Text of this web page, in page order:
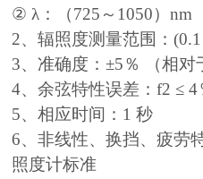
② λ：（725～1050）nm
2、辐照度测量范围：
3、准确度：±5％ （相对
4、余弦特性误差：f2 ≤ 4
5、相应时间：1 秒
6、非线性、换挡、疲劳
照度计标准